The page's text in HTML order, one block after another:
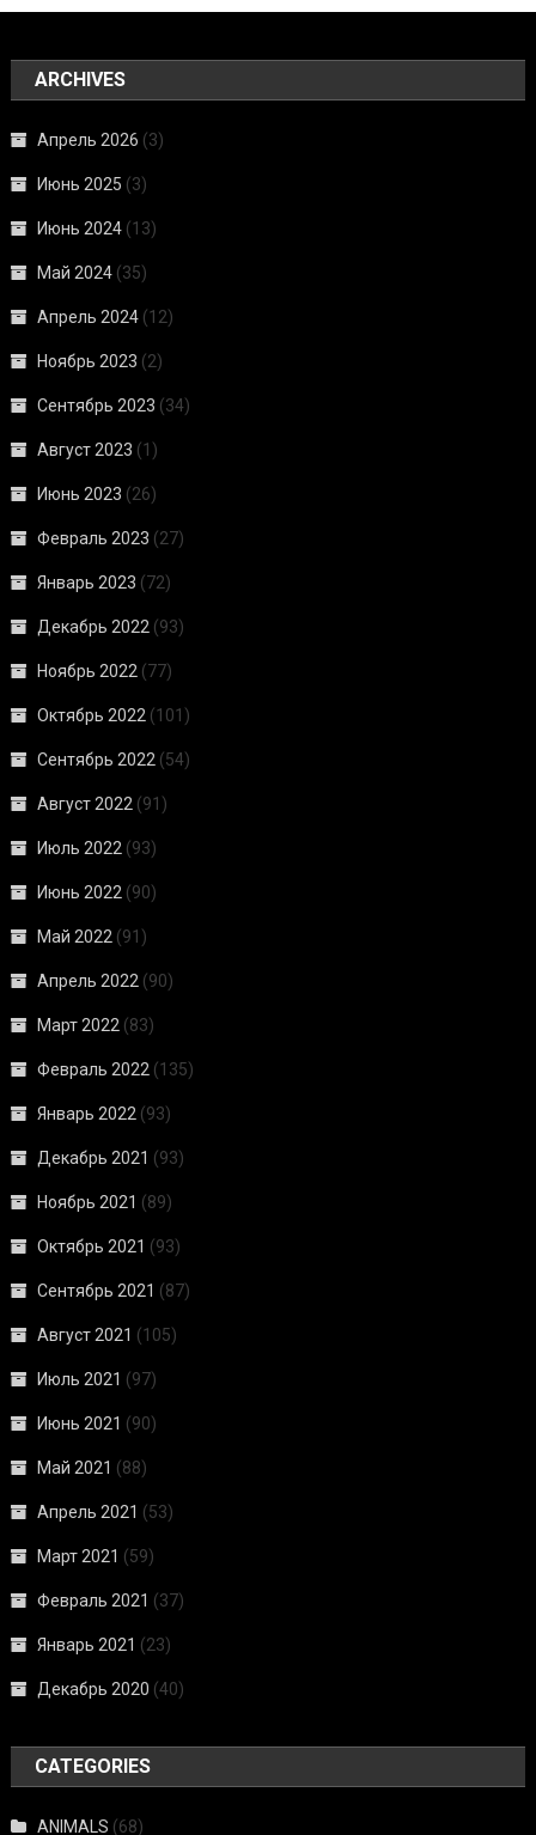
ARCHIVES
Апрель 2026 (3)
Июнь 2025 (3)
Июнь 2024 (13)
Май 2024 (35)
Апрель 2024 (12)
Ноябрь 2023 (2)
Сентябрь 2023 (34)
Август 2023 (1)
Июнь 2023 (26)
Февраль 2023 (27)
Январь 2023 (72)
Декабрь 2022 (93)
Ноябрь 2022 (77)
Октябрь 2022 (101)
Сентябрь 2022 (54)
Август 2022 (91)
Июль 2022 (93)
Июнь 2022 (90)
Май 2022 (91)
Апрель 2022 (90)
Март 2022 (83)
Февраль 2022 (135)
Январь 2022 (93)
Декабрь 2021 (93)
Ноябрь 2021 (89)
Октябрь 2021 (93)
Сентябрь 2021 (87)
Август 2021 (105)
Июль 2021 (97)
Июнь 2021 (90)
Май 2021 (88)
Апрель 2021 (53)
Март 2021 (59)
Февраль 2021 (37)
Январь 2021 (23)
Декабрь 2020 (40)
CATEGORIES
ANIMALS (68)